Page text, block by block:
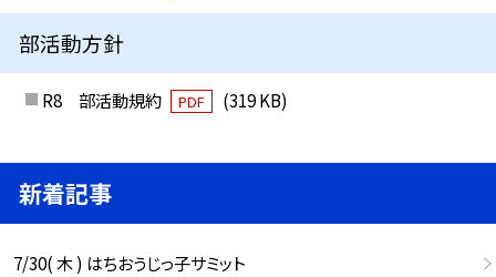
部活動方針
R8 部活動規約 PDF (319 KB)
新着記事
7/30( 木 ) はちおうじっ子サミット